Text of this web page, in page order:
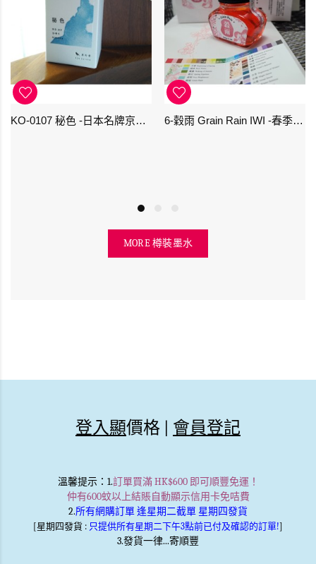
KO-0107 秘色 -日本名牌京の音樽裝鋼筆墨水 4573356130234 - 40ml 6-穀雨 Grain Rain IWI -春季-24節氣色澤鋼筆墨水
MORE 樽裝墨水
登入顯價格 | 會員登記
溫馨提示：1.訂單買滿 HK$600 即可順豐免運！
仲有600蚊以上結賬自動顯示信用卡免咭費
2.所有網購訂單 逢星期二截單 星期四發貨
[星期四發貨 : 只提供所有星期二下午3點前已付及確認的訂單!]
3.發貨一律...寄順豐